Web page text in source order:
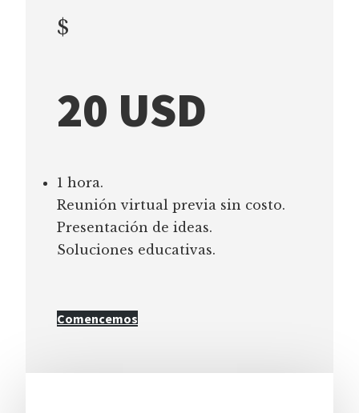
$
20 USD
1 hora.
Reunión virtual previa sin costo.
Presentación de ideas.
Soluciones educativas.
Comencemos